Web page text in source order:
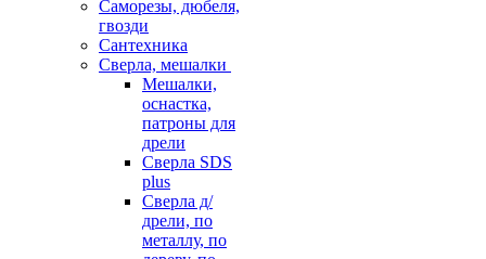
Саморезы, дюбеля,
гвозди
Сантехника
Сверла, мешалки
Мешалки,
оснастка,
патроны для
дрели
Сверла SDS
plus
Сверла д/
дрели, по
металлу, по